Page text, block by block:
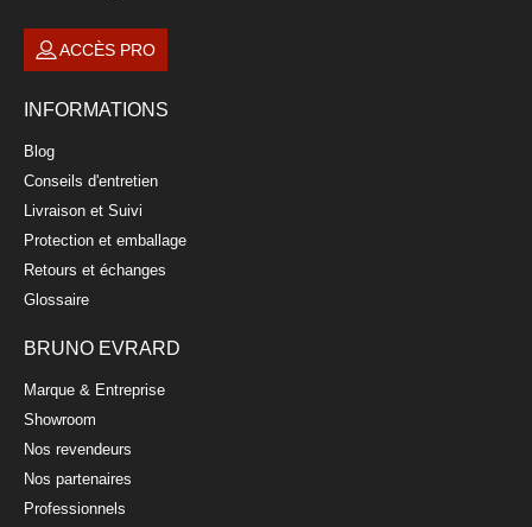
ACCÈS PRO
INFORMATIONS
Blog
Conseils d'entretien
Livraison et Suivi
Protection et emballage
Retours et échanges
Glossaire
BRUNO EVRARD
Marque & Entreprise
Showroom
Nos revendeurs
Nos partenaires
Professionnels